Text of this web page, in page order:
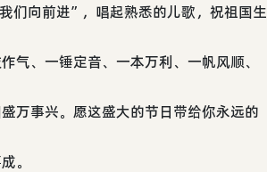
们向前进”，唱起熟悉的儿歌，祝祖国生
气、一锤定音、一本万利、一帆风顺、
万事兴。愿这盛大的节日带给你永远的
。